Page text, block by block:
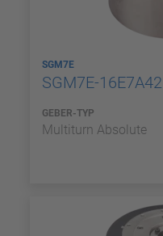
SGM7E
SGM7E-16E7A42
GEBER-TYP
Multiturn Absolute